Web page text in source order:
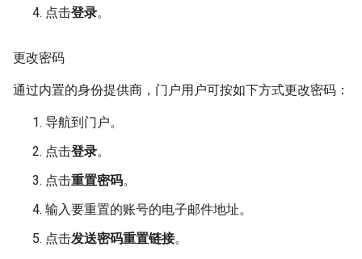
点击登录。
更改密码
通过内置的身份提供商，门户用户可按如下方式更改密码：
导航到门户。
点击登录。
点击重置密码。
输入要重置的账号的电子邮件地址。
点击发送密码重置链接。